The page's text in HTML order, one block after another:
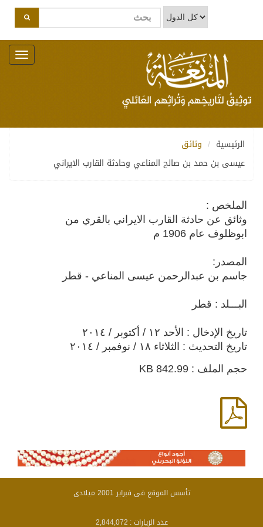
Toggle
navigation
الرئيسية
وثائق
عيسى بن حمد بن صالح المناعي وحادثة القارب الايراني
الملخص :
وثائق عن حادثة القارب الايراني بالقري من
ابوظلوف عام 1906 م
المصدر:
جاسم بن عبدالرحمن عيسى المناعي - قطر
البـــلد : قطر
تاريخ الإدخال : الأحد ١٢ / أكتوبر / ٢٠١٤
تاريخ التحديث : الثلاثاء ١٨ / نوفمبر / ٢٠١٤
حجم الملف : 842.99 KB
تأسس الموقع فى فبراير 2001 ميلادى
عدد الزيارات : 2,844,072